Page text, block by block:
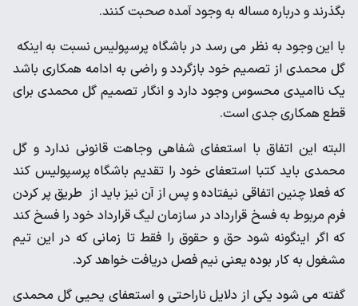
بگذرند و درباره مساله به وجود آمده صحبت کنند.
با این وجود به نظر می رسد در باشگاه پرسپولیس نسبت به اینکه
گل محمدی از تصمیم خود بازگردد و راضی به ادامه همکاری باشد
یک ناامیدی محسوس وجود دارد و انگار تصمیم گل محمدی برای
قطع همکاری جدی است.
البته این اتفاق با استعفای شفاهی وجاهت قانونی ندارد و گل
محمدی باید کتبا استعفای خود را تقدیم باشگاه پرسپولیس کند
که فعلا چنین اتفاقی نیفتاده و پس از آن نیز باید از طریق پر کردن
فرم مربوط به فسخ قرارداد در سازمان لیگ قرارداد خود را فسخ کند
که اگر اینگونه شود حق و حقوق را فقط تا زمانی که در این تیم
مشغول به کار بوده یعنی نیم فصل دریافت خواهد کرد.
گفته می شود یکی از دلایل ناراحتی و استعفای یحیی گل محمدی